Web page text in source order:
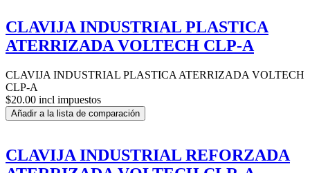
CLAVIJA INDUSTRIAL PLASTICA
ATERRIZADA VOLTECH CLP-A
CLAVIJA INDUSTRIAL PLASTICA ATERRIZADA VOLTECH
CLP-A
$20.00 incl impuestos
Añadir a la lista de comparación
CLAVIJA INDUSTRIAL REFORZADA